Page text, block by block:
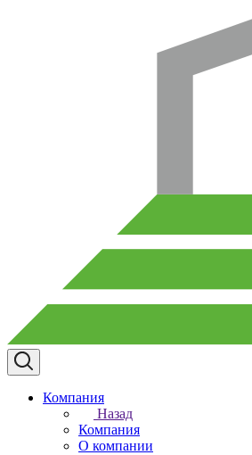
Компания
Назад
Компания
О компании